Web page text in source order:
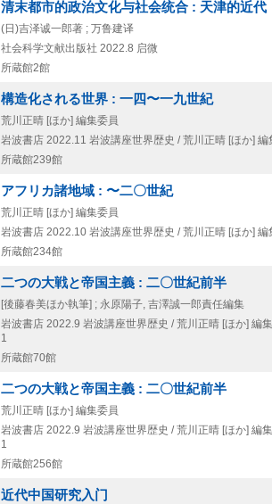
清末都市的政治文化与社会统合 : 天津的近代
(日)吉泽诚一郎著 ; 万鲁建译
社会科学文献出版社 2022.8 启微
所蔵館2館
構造化される世界 : 一四〜一九世紀
荒川正晴 [ほか] 編集委員
岩波書店 2022.11 岩波講座世界歴史 / 荒川正晴 [ほか] 編
所蔵館239館
アフリカ諸地域 : 〜二〇世紀
荒川正晴 [ほか] 編集委員
岩波書店 2022.10 岩波講座世界歴史 / 荒川正晴 [ほか] 編
所蔵館234館
二つの大戦と帝国主義 : 二〇世紀前半
[後藤春美ほか執筆] ; 永原陽子, 吉澤誠一郎責任編集
岩波書店 2022.9 岩波講座世界歴史 / 荒川正晴 [ほか] 編
1
所蔵館70館
二つの大戦と帝国主義 : 二〇世紀前半
荒川正晴 [ほか] 編集委員
岩波書店 2022.9 岩波講座世界歴史 / 荒川正晴 [ほか] 編
1
所蔵館256館
近代中国研究入门